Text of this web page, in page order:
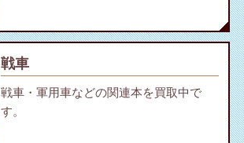
戦車
戦車・軍用車などの関連本を買取中で
す。